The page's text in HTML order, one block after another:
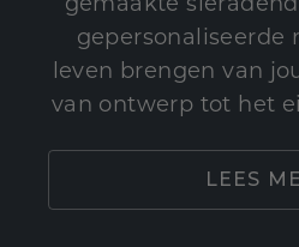
gepersonaliseerde
leven brengen van
van ontwerp tot het
LEES